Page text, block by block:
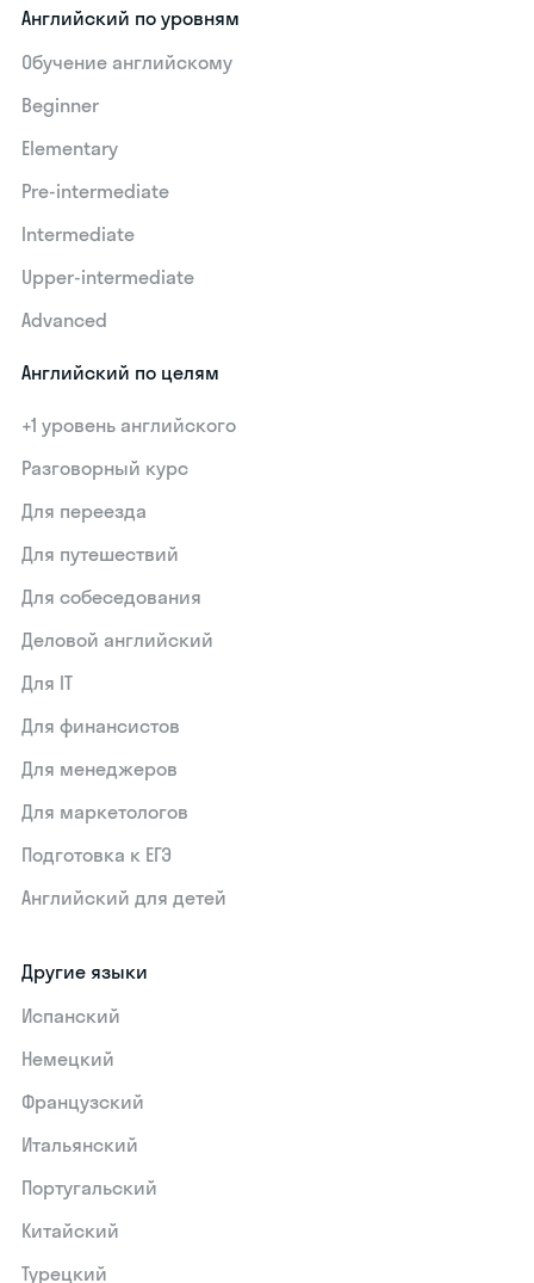
Английский по уровням
Обучение английскому
Beginner
Elementary
Pre-intermediate
Intermediate
Upper-intermediate
Advanced
Английский по целям
+1 уровень английского
Разговорный курс
Для переезда
Для путешествий
Для собеседования
Деловой английский
Для IT
Для финансистов
Для менеджеров
Для маркетологов
Подготовка к ЕГЭ
Английский для детей
Другие языки
Испанский
Немецкий
Французский
Итальянский
Португальский
Китайский
Турецкий